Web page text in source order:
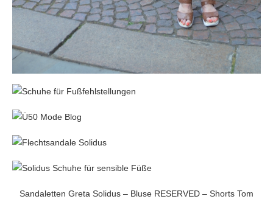
Sandaletten Greta Solidus – Bluse RESERVED – Shorts Tom